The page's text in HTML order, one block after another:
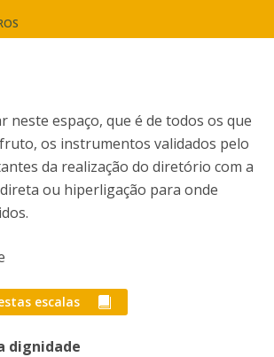
neste espaço, que é de todos os que
os instrumentos validados pelo
da realização do diretório com a
ou hiperligação para onde
escalas
dignidade